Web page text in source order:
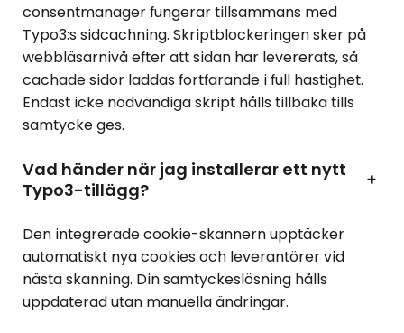
consentmanager fungerar tillsammans med
Typo3:s sidcachning. Skriptblockeringen sker på
webbläsarnivå efter att sidan har levererats, så
cachade sidor laddas fortfarande i full hastighet.
Endast icke nödvändiga skript hålls tillbaka tills
samtycke ges.
Vad händer när jag installerar ett nytt
Typo3-tillägg?
+
Den integrerade cookie-skannern upptäcker
automatiskt nya cookies och leverantörer vid
nästa skanning. Din samtyckeslösning hålls
uppdaterad utan manuella ändringar.